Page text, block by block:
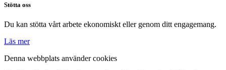
Stötta oss
Du kan stötta vårt arbete ekonomiskt eller genom ditt engagemang.
Läs mer
Denna webbplats använder cookies